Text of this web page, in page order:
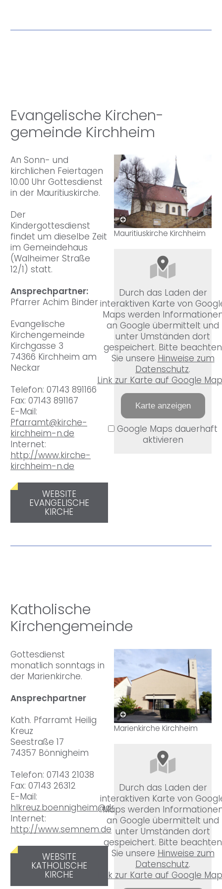
Evange­lische Kirchen­
gemeinde Kirch­heim
An Sonn- und
kirchlichen Feiertagen
10.00 Uhr Gottesdienst
in der Mauritiuskirche.
Der
Kindergottesdienst
findet um dieselbe Zeit
im Gemeindehaus
(Walheimer Straße
12/1) statt.
Ansprechpartner:
Pfarrer Achim Binder
Evangelische
Kirchengemeinde
Kirchgasse 3
74366 Kirchheim am
Neckar
Telefon: 07143 891166
Fax: 07143 891167
E-Mail:
Pfarramt@kirche-
kirchheim-n.de
Internet:
http://www.kirche-
kirchheim-n.de
WEBSITE
EVANGELISCHE
KIRCHE
Mauritiuskirche Kirchheim
Durch das Laden der
interaktiven Karte von
Maps werden
an Google übermittelt und
unter Umständen dort
gespeichert. Bitte beachten
Sie unsere Hinweise zum
Datenschutz.
Link zur Karte auf Google
Karte anzeigen
Google Maps dauerhaft
aktivieren
Katholische
Kirchengemeinde
Gottesdienst
monatlich sonntags in
der Marienkirche.
Ansprechpartner
Kath. Pfarramt Heilig
Kreuz
Seestraße 17
74357 Bönnigheim
Telefon: 07143 21038
Fax: 07143 26312
E-Mail:
hlkreuz.boennigheim@drs.de
Internet:
http://www.semnem.de
WEBSITE
KATHOLISCHE
KIRCHE
Marienkirche Kirchheim
Durch das Laden der
interaktiven Karte von
Maps werden
an Google übermittelt und
unter Umständen dort
gespeichert. Bitte beachten
Sie unsere Hinweise zum
Datenschutz.
Link zur Karte auf Google